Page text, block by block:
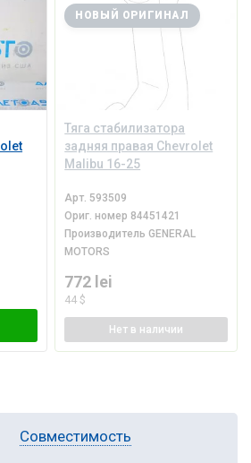
Тяга стабилизатора
задняя правая Chevrolet
Malibu 16-25
НОВЫЙ ОРИГИНАЛ
Арт. 593509
Ориг. номер 84451421
Производитель GENERAL
MOTORS
772 lei
44 $
Нет в наличии
Совместимость